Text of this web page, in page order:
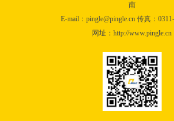
南
E-mail：pingle@pingle.cn 传真：
网址：http://www.pingle.cn